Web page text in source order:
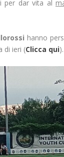
per dar vita al
hanno
di ieri (Clicca qui).